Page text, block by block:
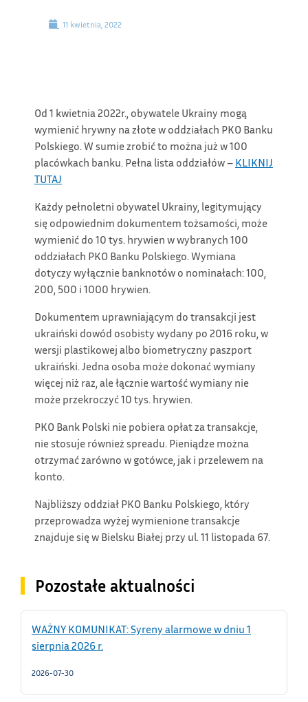
11 kwietnia, 2022
Od 1 kwietnia 2022r., obywatele Ukrainy mogą
wymienić hrywny na złote w oddziałach PKO Banku
Polskiego. W sumie zrobić to można już w 100
placówkach banku. Pełna lista oddziałów – KLIKNIJ
TUTAJ
Każdy pełnoletni obywatel Ukrainy, legitymujący
się odpowiednim dokumentem tożsamości, może
wymienić do 10 tys. hrywien w wybranych 100
oddziałach PKO Banku Polskiego. Wymiana
dotyczy wyłącznie banknotów o nominałach: 100,
200, 500 i 1000 hrywien.
Dokumentem uprawniającym do transakcji jest
ukraiński dowód osobisty wydany po 2016 roku, w
wersji plastikowej albo biometryczny paszport
ukraiński. Jedna osoba może dokonać wymiany
więcej niż raz, ale łącznie wartość wymiany nie
może przekroczyć 10 tys. hrywien.
PKO Bank Polski nie pobiera opłat za transakcje,
nie stosuje również spreadu. Pieniądze można
otrzymać zarówno w gotówce, jak i przelewem na
konto.
Najbliższy oddział PKO Banku Polskiego, który
przeprowadza wyżej wymienione transakcje
znajduje się w Bielsku Białej przy ul. 11 listopada 67.
Pozostałe aktualności
WAŻNY KOMUNIKAT: Syreny alarmowe w dniu 1
sierpnia 2026 r.
2026-07-30